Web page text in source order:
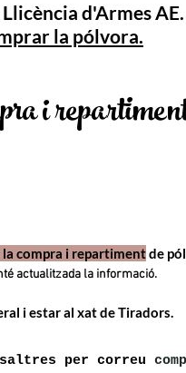
d'Armes AE.
la pólvora.
i
compra i repartimentde
actualitzada la informació.
i estar al xat de Tiradors.
per correu